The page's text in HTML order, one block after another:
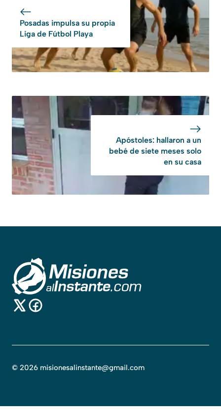
Posadas impulsa su propia
Liga de Fútbol Playa
Apóstoles: hallaron a un
bebé de siete meses solo
en su casa
© 2026 misionesalinstante@gmail.com